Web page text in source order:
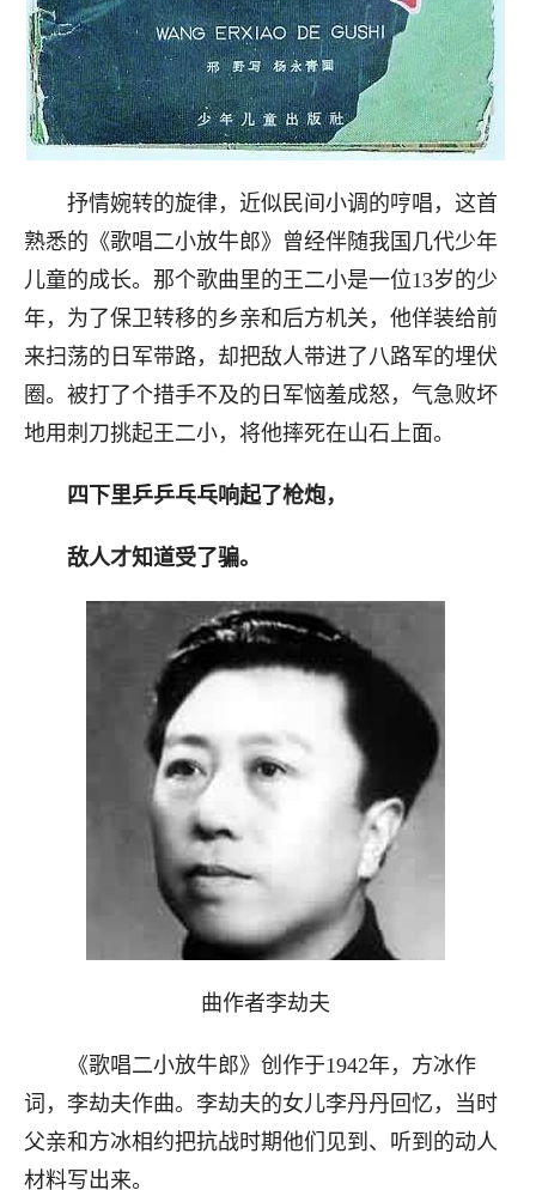
抒情婉转的旋律，近似民间小调的哼唱，这首
熟悉的《歌唱二小放牛郎》曾经伴随我国几代少年
儿童的成长。那个歌曲里的王二小是一位13岁的少
年，为了保卫转移的乡亲和后方机关，他佯装给前
来扫荡的日军带路，却把敌人带进了八路军的埋伏
圈。被打了个措手不及的日军恼羞成怒，气急败坏
地用刺刀挑起王二小，将他摔死在山石上面。
四下里乒乒乓乓响起了枪炮，
敌人才知道受了骗。
曲作者李劫夫
《歌唱二小放牛郎》创作于1942年，方冰作
词，李劫夫作曲。李劫夫的女儿李丹丹回忆，当时
父亲和方冰相约把抗战时期他们见到、听到的动人
材料写出来。